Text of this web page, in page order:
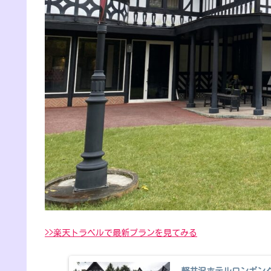
>>楽天トラベルで最新プランを見てみる